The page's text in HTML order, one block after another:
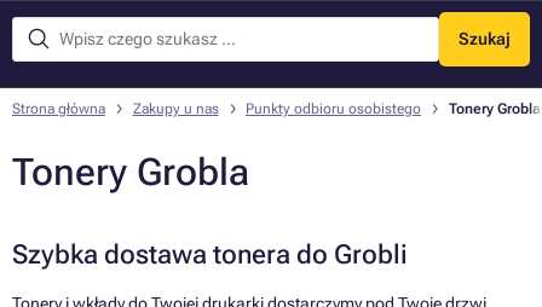
Szukaj
Menu
Strona główna Zakupy u nas Punkty odbioru osobistego Tonery Grobla
Tonery Grobla
Szybka dostawa tonera do Grobli